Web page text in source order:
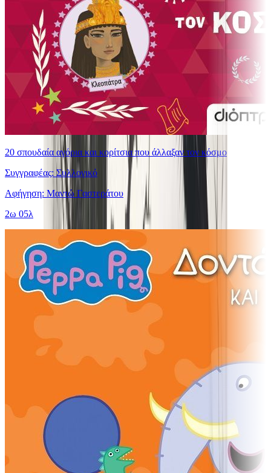
20 σπουδαία αγόρια και κορίτσια που άλλαξαν τον κόσμο
Συγγραφέας: Συλλογικό
Αφήγηση: Μαντώ Γαστεράτου
2ω 05λ